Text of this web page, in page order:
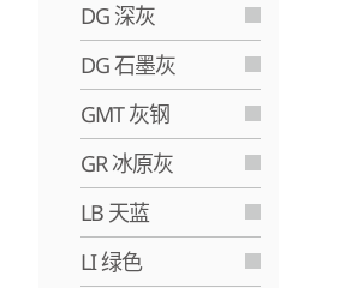
DG 深灰
DG 石墨灰
GMT 灰钢
GR 冰原灰
LB 天蓝
LI 绿色